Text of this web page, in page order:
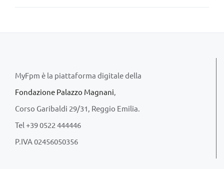
MyFpm è la piattaforma digitale della
Fondazione Palazzo Magnani,
Corso Garibaldi 29/31, Reggio Emilia.
Tel +39 0522 444446
P.IVA 02456050356